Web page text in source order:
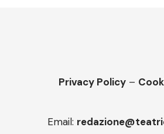
Privacy Policy –
Email: